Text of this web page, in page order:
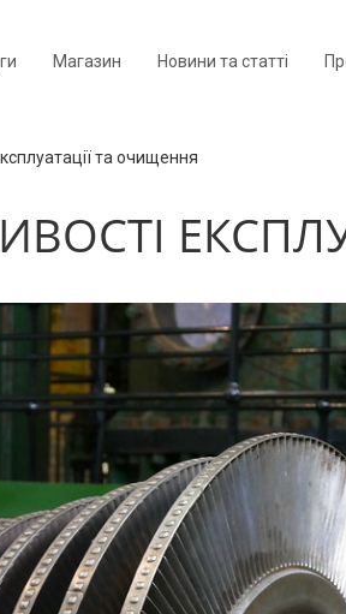
Магазин Новини та статті
та очищення